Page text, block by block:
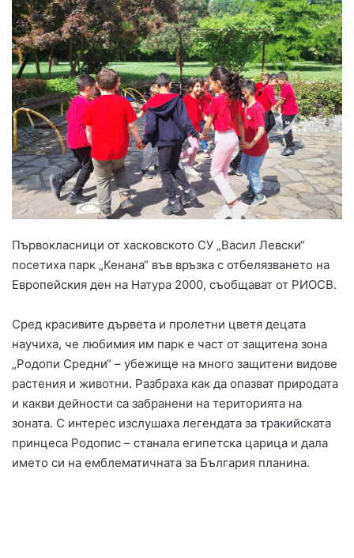
Първокласници от хасковското СУ „Васил Левски“
посетиха парк „Кенана“ във връзка с отбелязването на
Европейския ден на Натура 2000, съобщават от РИОСВ.
Сред красивите дървета и пролетни цветя децата
научиха, че любимия им парк е част от защитена зона
„Родопи Средни“ – убежище на много защитени видове
растения и животни. Разбраха как да опазват природата
и какви дейности са забранени на територията на
зоната. С интерес изслушаха легендата за тракийската
принцеса Родопис – станала египетска царица и дала
името си на емблематичната за България планина.